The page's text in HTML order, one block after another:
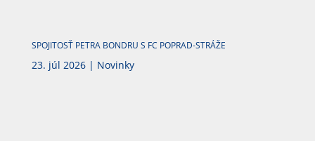
SPOJITOSŤ PETRA BONDRU S FC POPRAD-STRÁŽE
23. júl 2026| Novinky